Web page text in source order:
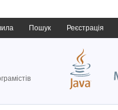
Пошук Реєстрація